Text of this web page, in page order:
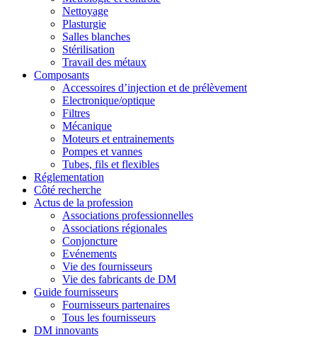
Nettoyage
Plasturgie
Salles blanches
Stérilisation
Travail des métaux
Composants
Accessoires d’injection et de prélèvement
Electronique/optique
Filtres
Mécanique
Moteurs et entrainements
Pompes et vannes
Tubes, fils et flexibles
Réglementation
Côté recherche
Actus de la profession
Associations professionnelles
Associations régionales
Conjoncture
Evénements
Vie des fournisseurs
Vie des fabricants de DM
Guide fournisseurs
Fournisseurs partenaires
Tous les fournisseurs
DM innovants